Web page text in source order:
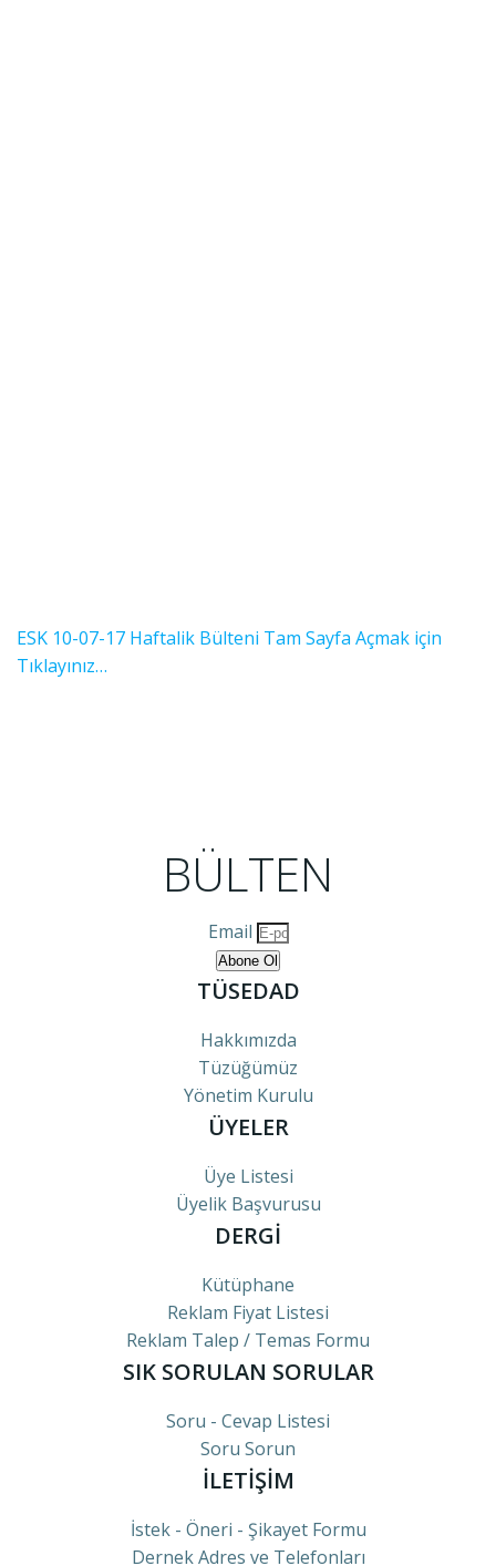
ESK 10-07-17 Haftalik Bülteni Tam Sayfa Açmak için
Tıklayınız…
BÜLTEN
Email
Abone Ol
TÜSEDAD
Hakkımızda
Tüzüğümüz
Yönetim Kurulu
ÜYELER
Üye Listesi
Üyelik Başvurusu
DERGİ
Kütüphane
Reklam Fiyat Listesi
Reklam Talep / Temas Formu
SIK SORULAN SORULAR
Soru - Cevap Listesi
Soru Sorun
İLETİŞİM
İstek - Öneri - Şikayet Formu
Dernek Adres ve Telefonları